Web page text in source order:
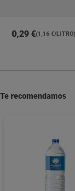
0,29 €(1,16 €/LITRO)
Te recomendamos